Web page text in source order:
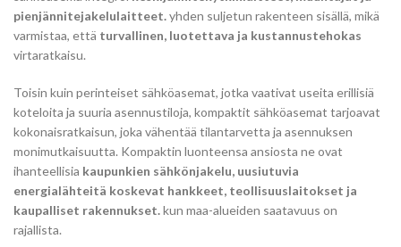
pienjännitejakelulaitteet.yhden suljetun rakenteen sisällä, mikä
varmistaa, että turvallinen, luotettava ja kustannustehokas
virtaratkaisu.
Toisin kuin perinteiset sähköasemat, jotka vaativat useita erillisiä
koteloita ja suuria asennustiloja, kompaktit sähköasemat tarjoavat
kokonaisratkaisun, joka vähentää tilantarvetta ja asennuksen
monimutkaisuutta. Kompaktin luonteensa ansiosta ne ovat
ihanteellisia kaupunkien sähkönjakelu, uusiutuvia
energialähteitä koskevat hankkeet, teollisuuslaitokset ja
kaupalliset rakennukset.kun maa-alueiden saatavuus on
rajallista.